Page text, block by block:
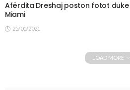
Afërdita Dreshaj poston fotot duke
Miami
25/01/2021
LOAD MORE